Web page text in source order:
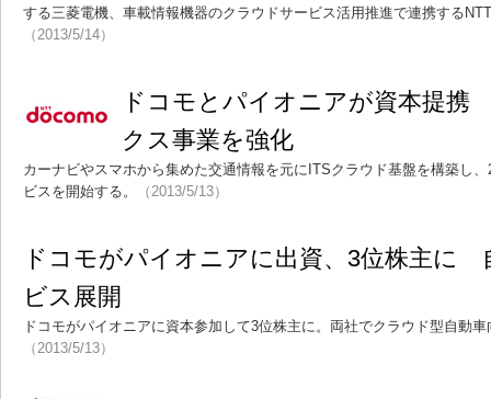
する三菱電機、車載情報機器のクラウドサービス活用推進で連携する
（2013/5/14）
ドコモとパイオニアが資本提
クス事業を強化
カーナビやスマホから集めた交通情報を元にITSクラウド基盤を構築し
ビスを開始する。
（2013/5/13）
ドコモがパイオニアに出資、3位株主に
ビス展開
ドコモがパイオニアに資本参加して3位株主に。両社でクラウド型自動
（2013/5/13）